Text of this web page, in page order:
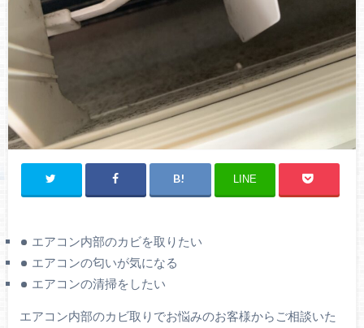
LINE
エアコン内部のカビを取りたい
エアコンの匂いが気になる
エアコンの清掃をしたい
エアコン内部のカビ取りでお悩みのお客様からご相談いた